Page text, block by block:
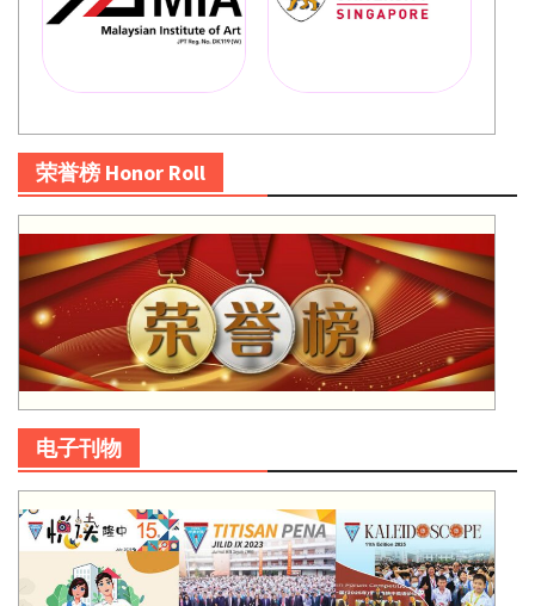
荣誉榜 Honor Roll
电子刊物